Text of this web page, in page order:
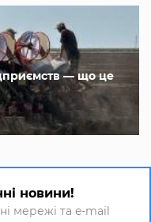
— що це
новини!
мережі та e-mail